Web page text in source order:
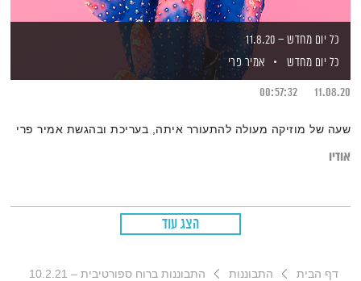
כל יום מחדש – 11.8.20
כל יום מחדש
אמיר פרי
11.08.20
00:57:32
שעה של מוזיקה מעולה להתעורר איתה, בעריכת ובהגשת אמיר פרי
אודיו
הצג עוד
דף הבית התבוננות התבוננות ברוח ספורטיבית – 10.2.21